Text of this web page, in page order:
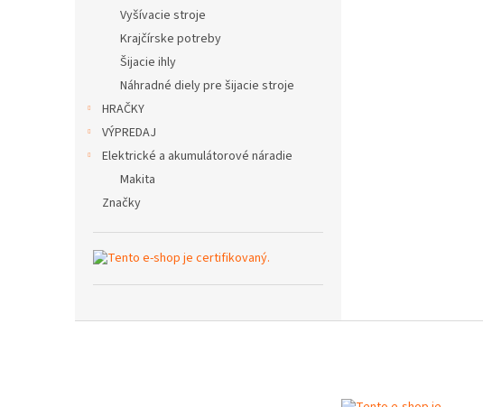
Vyšívacie stroje
Krajčírske potreby
Šijacie ihly
Náhradné diely pre šijacie stroje
HRAČKY
VÝPREDAJ
Elektrické a akumulátorové náradie
Makita
Značky